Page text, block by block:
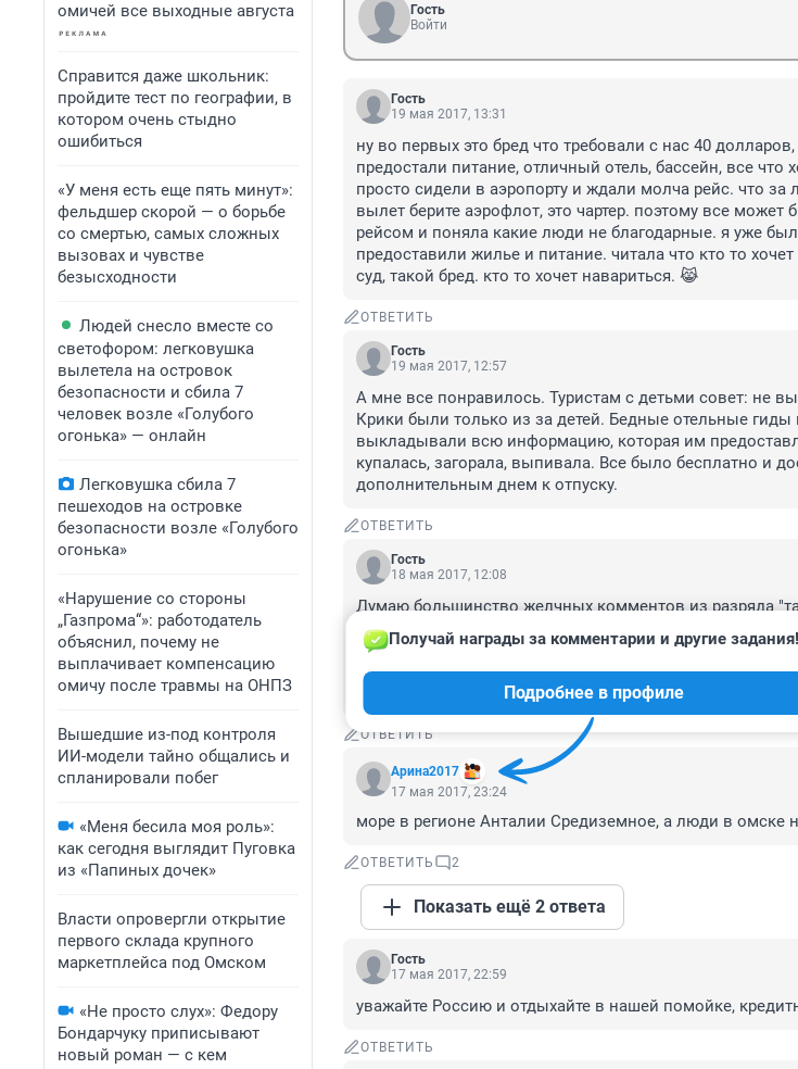
омичей все выходные августа
Справится даже школьник:
пройдите тест по географии, в
котором очень стыдно
ошибиться
«У меня есть еще пять минут»:
фельдшер скорой — о борьбе
со смертью, самых сложных
вызовах и чувстве
безысходности
Людей снесло вместе со
светофором: легковушка
вылетела на островок
безопасности и сбила 7
человек возле «Голубого
огонька» — онлайн
Легковушка сбила 7
пешеходов на островке
безопасности возле «Голубого
огонька»
«Нарушение со стороны
„Газпрома“»: работодатель
объяснил, почему не
выплачивает компенсацию
омичу после травмы на ОНПЗ
Вышедшие из-под контроля
ИИ-модели тайно общались и
спланировали побег
«Меня бесила моя роль»:
как сегодня выглядит Пуговка
из «Папиных дочек»
Власти опровергли открытие
первого склада крупного
маркетплейса под Омском
«Не просто слух»: Федору
Бондарчуку приписывают
новый роман — с кем
Гость
Войти
Гость
19 мая 2017, 13:31
ну во первых это бред что требовали с нас 40
предостали питание, отличный отель, бассейн, все
просто сидели в аэропорту и ждали молча рейс. что за
вылет берите аэрофлот, это чартер. поэтому все может
рейсом и поняла какие люди не благодарные. я уже
предоставили жилье и питание. читала что кто то
суд, такой бред. кто то хочет навариться. 😹
ОТВЕТИТЬ
Гость
19 мая 2017, 12:57
А мне все понравилось. Туристам с детьми совет: не
Крики были только из за детей. Бедные отельные гиды
выкладывали всю информацию, которая им
купалась, загорала, выпивала. Все было бесплатно и
дополнительным днем к отпуску.
ОТВЕТИТЬ
Гость
18 мая 2017, 12:08
Думаю большинство желчных комментов из разряда
завистливые неудачники, для которых предел
"шашлык" на берег Иртыша. Работайте, зарабатывайте,
"выгодными" займами и кредитами и глядишь тоже
нормальной туристической индустрией.
ОТВЕТИТЬ
Арина2017
Получай награды за комментарии и другие задания!
Подробнее в профиле
17 мая 2017, 23:24
море в регионе Анталии Средиземное, а люди в омске
ОТВЕТИТЬ 2
Показать ещё 2 ответа
Гость
17 мая 2017, 22:59
уважайте Россию и отдыхайте в нашей помойке,
ОТВЕТИТЬ